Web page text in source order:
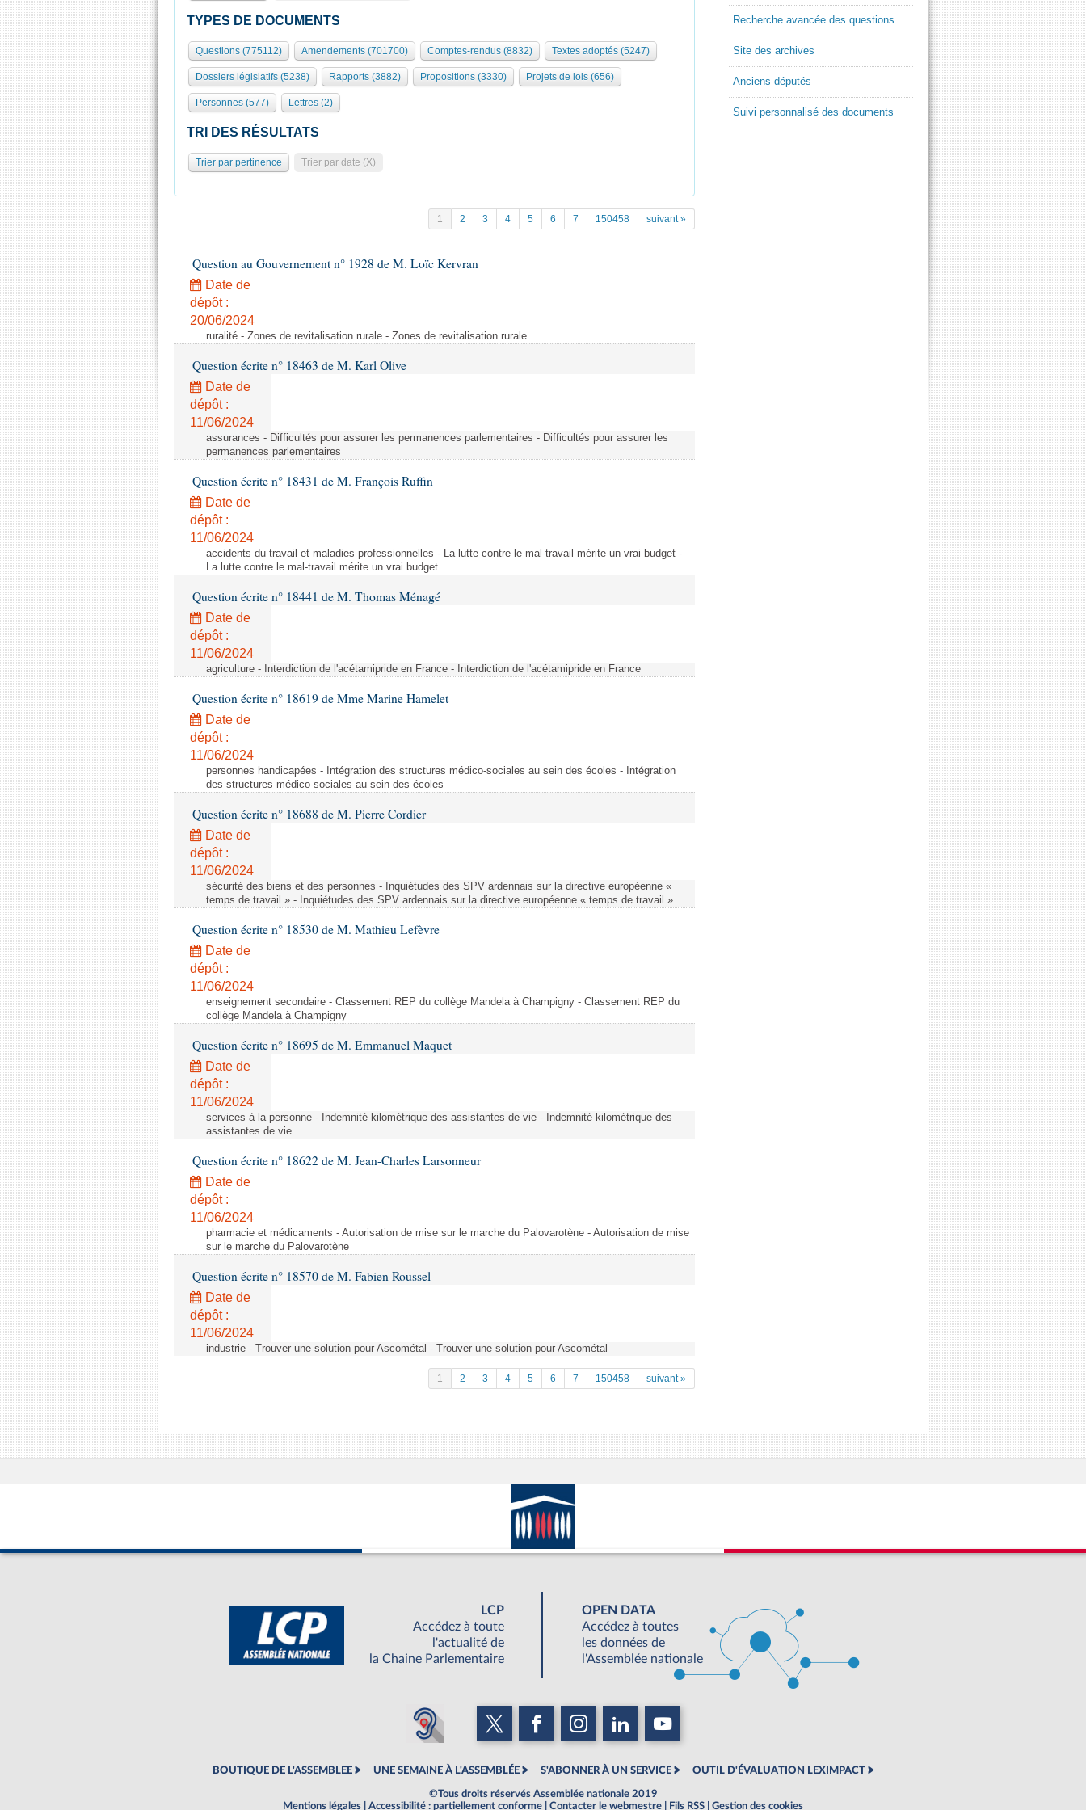
TYPES DE DOCUMENTS
Questions (775112) Amendements (701700) Comptes-rendus (8832) Textes adoptés (5247)
Dossiers législatifs (5238) Rapports (3882) Propositions (3330) Projets de lois (656)
Personnes (577) Lettres (2)
TRI DES RÉSULTATS
Trier par pertinence Trier par date (X)
1 2 3 4 5 6 7 150458 suivant »
Question au Gouvernement n° 1928 de M. Loïc Kervran
Date de
dépôt :
20/06/2024
ruralité - Zones de revitalisation rurale - Zones de revitalisation rurale
Question écrite n° 18463 de M. Karl Olive
Date de
dépôt :
11/06/2024
assurances - Difficultés pour assurer les permanences parlementaires - Difficultés pour assurer les
permanences parlementaires
Question écrite n° 18431 de M. François Ruffin
Date de
dépôt :
11/06/2024
accidents du travail et maladies professionnelles - La lutte contre le mal-travail mérite un vrai budget -
La lutte contre le mal-travail mérite un vrai budget
Question écrite n° 18441 de M. Thomas Ménagé
Date de
dépôt :
11/06/2024
agriculture - Interdiction de l'acétamipride en France - Interdiction de l'acétamipride en France
Question écrite n° 18619 de Mme Marine Hamelet
Date de
dépôt :
11/06/2024
personnes handicapées - Intégration des structures médico-sociales au sein des écoles - Intégration
des structures médico-sociales au sein des écoles
Question écrite n° 18688 de M. Pierre Cordier
Date de
dépôt :
11/06/2024
sécurité des biens et des personnes - Inquiétudes des SPV ardennais sur la directive européenne «
temps de travail » - Inquiétudes des SPV ardennais sur la directive européenne « temps de travail »
Question écrite n° 18530 de M. Mathieu Lefèvre
Date de
dépôt :
11/06/2024
enseignement secondaire - Classement REP du collège Mandela à Champigny - Classement REP du
collège Mandela à Champigny
Question écrite n° 18695 de M. Emmanuel Maquet
Date de
dépôt :
11/06/2024
services à la personne - Indemnité kilométrique des assistantes de vie - Indemnité kilométrique des
assistantes de vie
Question écrite n° 18622 de M. Jean-Charles Larsonneur
Date de
dépôt :
11/06/2024
pharmacie et médicaments - Autorisation de mise sur le marche du Palovarotène - Autorisation de mise
sur le marche du Palovarotène
Question écrite n° 18570 de M. Fabien Roussel
Date de
dépôt :
11/06/2024
industrie - Trouver une solution pour Ascométal - Trouver une solution pour Ascométal
1 2 3 4 5 6 7 150458 suivant »
Recherche avancée des questions
Site des archives
Anciens députés
Suivi personnalisé des documents
LCP
Accédez à toute
l'actualité de
la Chaine Parlementaire
OPEN DATA
Accédez à toutes
les données de
l'Assemblée nationale
BOUTIQUE DE L'ASSEMBLEE UNE SEMAINE À L'ASSEMBLÉE S'ABONNER À UN SERVICE OUTIL D'ÉVALUATION LEXIMPACT
©Tous droits réservés Assemblée nationale 2019
Mentions légales
Accessibilité : partiellement conforme Contacter le webmestre Fils RSS Gestion des cookies